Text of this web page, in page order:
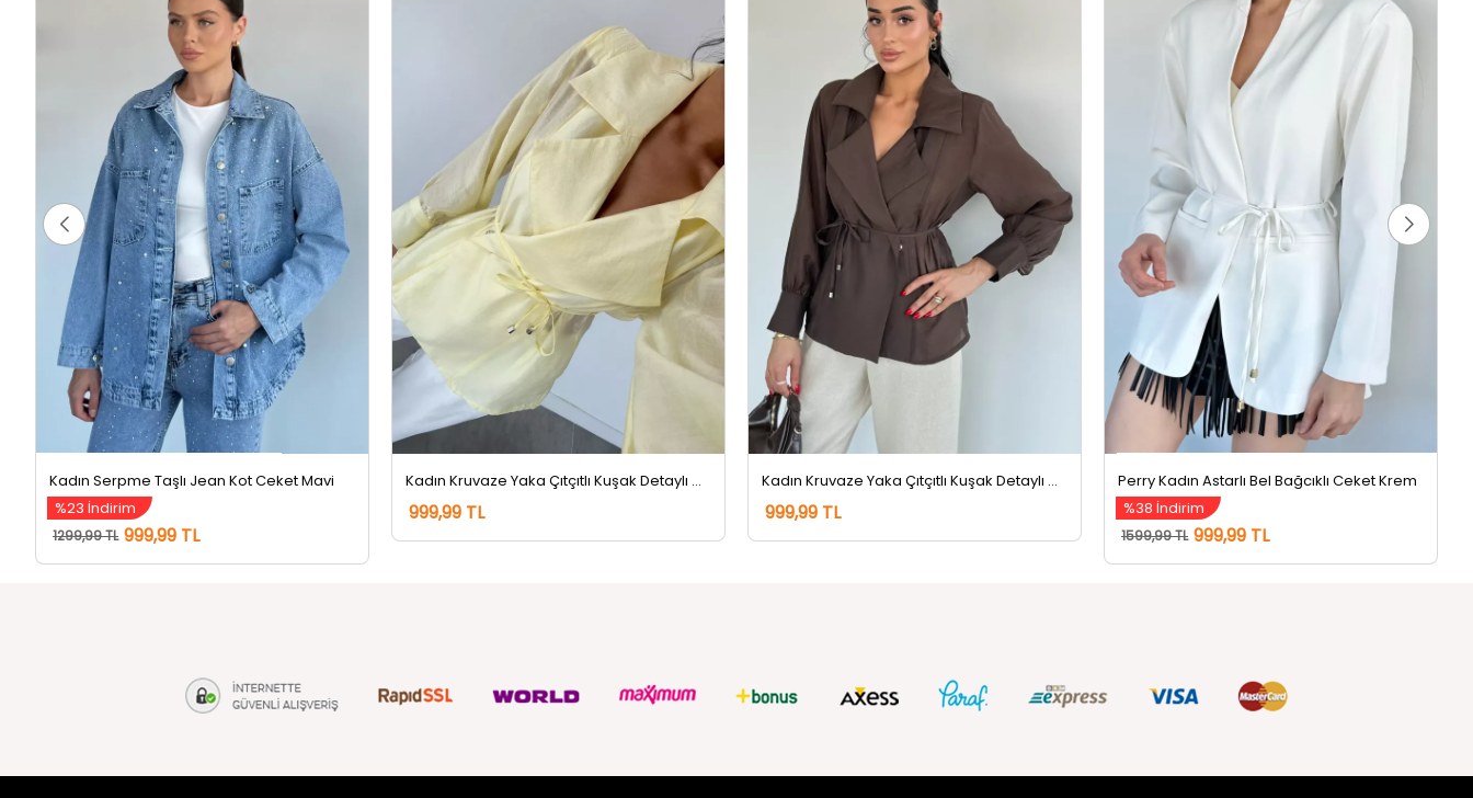
Kadın Serpme Taşlı Jean Kot Ceket Mavi
%23 İndirim
1299,99 TL 999,99 TL
999,99 TL 999,99 TL
Perry Kadın Astarlı Bel Bağcıklı Ceket Krem
%38 İndirim
1599,99 TL 999,99 TL
tozlu.com
MÜŞTERİ HİZMETLERİ
SOSYAL